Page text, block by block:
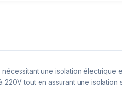
une isolation
tout en assurant une isolation